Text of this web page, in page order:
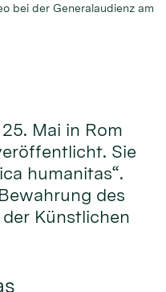
bei der Generalaudienz am
Mai in Rom
Sie
humanitas“.
des
Künstlichen